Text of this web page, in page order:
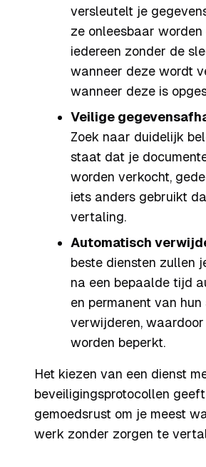
versleutelt je
ze onleesbaar worden
iedereen zonder de
wanneer deze wordt
wanneer deze is
Veilige
Zoek naar duidelijk
staat dat je
worden verkocht,
iets anders gebruikt
vertaling.
Automatisch
beste diensten zullen
na een bepaalde tijd
en permanent van hun
verwijderen,
worden beperkt.
Het kiezen van een dienst
beveiligingsprotocollen
gemoedsrust om je meest
werk zonder zorgen te